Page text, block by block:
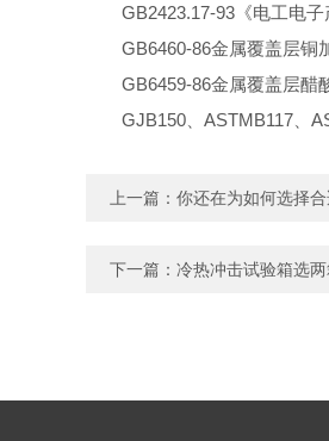
GB2423.17-93《电工电
GB6460-86金属覆盖层铜
GB6459-86金属覆盖层醋
GJB150、ASTMB117、
上一篇： 你还在为如何选择
下一篇： 冷热冲击试验箱选